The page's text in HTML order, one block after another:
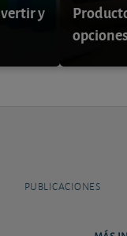
y
PUBLICACIONES